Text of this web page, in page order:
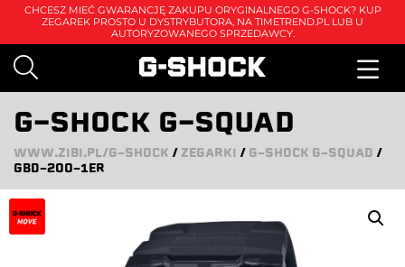
CHCESZ MIEĆ GWARANCJĘ ZAKUPU ORYGINALNEGO G-SHOCK? KUP
ZEGAREK PROSTO U DYSTRYBUTORA, NA TIMETREND.PL LUB U
AUTORYZOWANEGO SPRZEDAWCY.
G-SHOCK G-SQUAD
WWW.ZIBI.PL/G-SHOCK / ZEGARKI / G-SHOCK G-SQUAD /
GBD-200-1ER